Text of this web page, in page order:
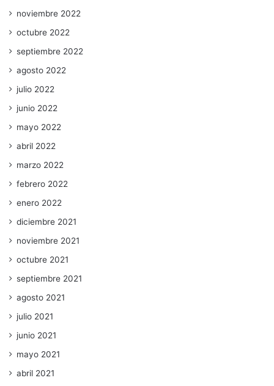
noviembre 2022
octubre 2022
septiembre 2022
agosto 2022
julio 2022
junio 2022
mayo 2022
abril 2022
marzo 2022
febrero 2022
enero 2022
diciembre 2021
noviembre 2021
octubre 2021
septiembre 2021
agosto 2021
julio 2021
junio 2021
mayo 2021
abril 2021